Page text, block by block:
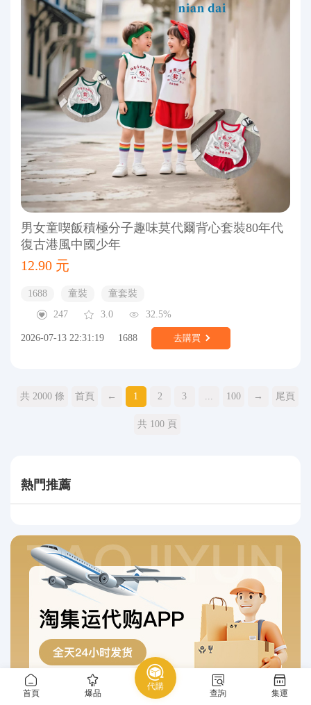
首頁 爆品
代購
查詢 集運
男女童喫飯積極分子趣味莫代爾背心套裝80年代
復古港風中國少年
12.90 元
1688 童裝
童套裝
247
3.0 32.5%
2026-07-13 22:31:19 1688 去購買
共 2000 條 首頁 ← 1 2 3 100 → 尾頁
共 100 頁
熱門推薦